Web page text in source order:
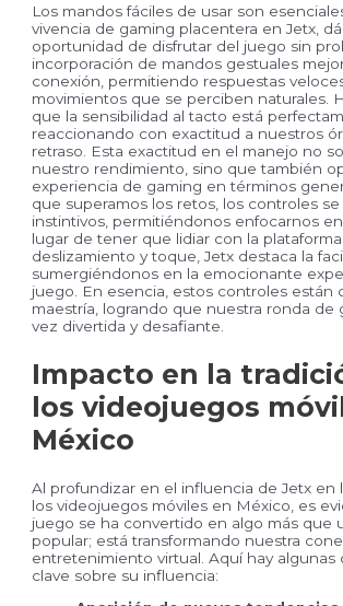
Los mandos fáciles de usar son
vivencia de gaming placentera en Jetx,
oportunidad de disfrutar del juego sin
incorporación de mandos gestuales
conexión, permitiendo respuestas
movimientos que se perciben naturales.
que la sensibilidad al tacto está
reaccionando con exactitud a nuestros
retraso. Esta exactitud en el manejo no
nuestro rendimiento, sino que también
experiencia de gaming en términos
que superamos los retos, los controles
instintivos, permitiéndonos enfocarnos
lugar de tener que lidiar con la
deslizamiento y toque, Jetx destaca la
sumergiéndonos en la emocionante
juego. En esencia, estos controles están
maestría, logrando que nuestra ronda de
vez divertida y desafiante.
Impacto en la
los videojuegos
México
Al profundizar en el influencia de Jetx en
los videojuegos móviles en México, es
juego se ha convertido en algo más que
popular; está transformando nuestra
entretenimiento virtual. Aquí hay algunas
clave sobre su influencia: